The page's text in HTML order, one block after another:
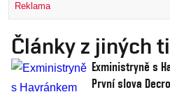
Reklama
Články z jiných
Exministryně s
První slova